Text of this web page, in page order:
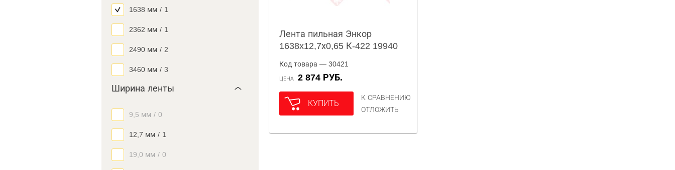
1638 мм / 1
2362 мм / 1
2490 мм / 2
3460 мм / 3
Ширина ленты
9,5 мм / 0
12,7 мм / 1
19,0 мм / 0
Лента пильная Энкор
1638x12,7х0,65 К-422 19940
Код товара — 30421
ЦЕНА 2 874 РУБ.
КУПИТЬ
К СРАВНЕНИЮ
ОТЛОЖИТЬ